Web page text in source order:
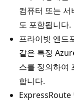
컴퓨터 또는 서
도 포함됩니다.
프라이빗 엔드
같은 특정
스를 정의하여
합니다.
ExpressRoute